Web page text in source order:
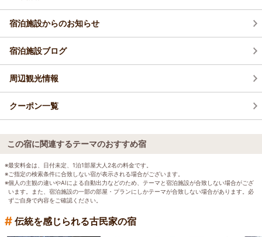
宿泊施設からのお知らせ
宿泊施設ブログ
周辺観光情報
クーポン一覧
この宿に関連するテーマのおすすめ宿
※最安料金は、日付未定、1泊1部屋大人2名の料金です。
※ご指定の検索条件に合致しない宿が表示される場合がございます。
※個人の主観の違いやAIによる自動出力などのため、テーマと宿泊施設が合致しない場合がござ
います。また、宿泊施設の一部の部屋・プランにしかテーマが合致しない場合があります。必
ずご自身で内容をご確認ください。
# 伝統を感じられる古民家の宿